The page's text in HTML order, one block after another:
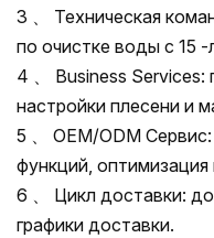
3 、 Техническая
по очистке воды с 15
4 、 Business
настройки плесени и
5 、 OEM/ODM
функций,
6 、 Цикл доставки:
графики доставки.